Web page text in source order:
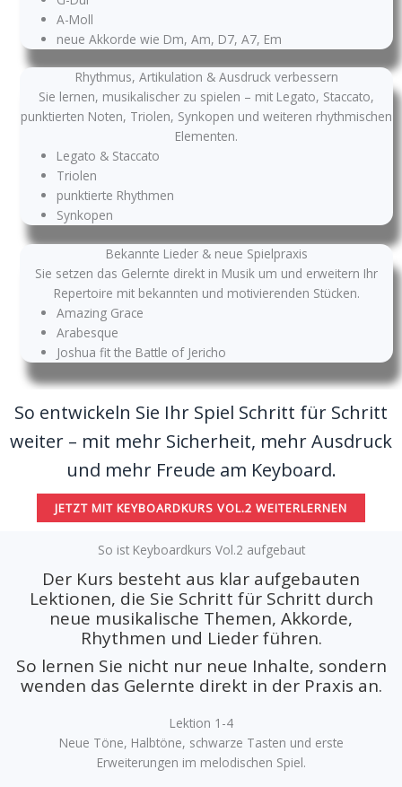
A-Moll
neue Akkorde wie Dm, Am, D7, A7, Em
Rhythmus, Artikulation & Ausdruck verbessern
Sie lernen, musikalischer zu spielen – mit Legato, Staccato,
punktierten Noten, Triolen, Synkopen und weiteren rhythmischen
Elementen.
Legato & Staccato
Triolen
punktierte Rhythmen
Synkopen
Bekannte Lieder & neue Spielpraxis
Sie setzen das Gelernte direkt in Musik um und erweitern Ihr
Repertoire mit bekannten und motivierenden Stücken.
Amazing Grace
Arabesque
Joshua fit the Battle of Jericho
So entwickeln Sie Ihr Spiel Schritt für Schritt
weiter – mit mehr Sicherheit, mehr Ausdruck
und mehr Freude am Keyboard.
JETZT MIT KEYBOARDKURS VOL.2 WEITERLERNEN
So ist Keyboardkurs Vol.2 aufgebaut
Der Kurs besteht aus klar aufgebauten
Lektionen, die Sie Schritt für Schritt durch
neue musikalische Themen, Akkorde,
Rhythmen und Lieder führen.
So lernen Sie nicht nur neue Inhalte, sondern
wenden das Gelernte direkt in der Praxis an.
Lektion 1-4
Neue Töne, Halbtöne, schwarze Tasten und erste
Erweiterungen im melodischen Spiel.